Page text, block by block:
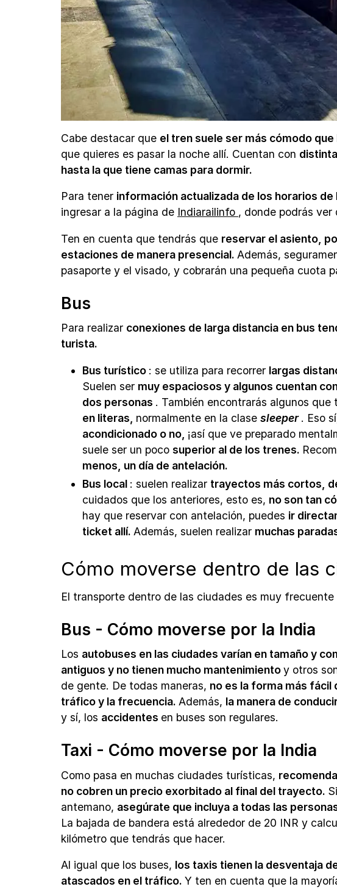
Cabe destacar que el tren suele ser más cómodo
que quieres es pasar la noche allí. Cuentan con
hasta la que tiene camas para dormir.
Para tener información actualizada de los horarios de
ingresar a la página de Indiarailinfo , donde podrás ver
Ten en cuenta que tendrás que reservar el asiento,
estaciones de manera presencial. Además,
pasaporte y el visado, y cobrarán una pequeña cuota
Bus
Para realizar conexiones de larga distancia en bus
turista.
Bus turístico : se utiliza para recorrer largas
Suelen ser muy espaciosos y algunos cuentan
dos personas . También encontrarás algunos que
en literas, normalmente en la clasesleeper. Eso
acondicionado o no, ¡así que ve preparado
suele ser un pocosuperior al de los trenes.
menos, un día de antelación.
Bus local : suelen realizar trayectos más cortos,
cuidados que los anteriores, esto es, no son tan
hay que reservar con antelación, puedes ir
ticket allí.Además, suelen realizar muchas
Cómo moverse dentro de las
El transporte dentro de las ciudades es muy
Bus - Cómo moverse por la India
Los autobuses en las ciudades varían en tamaño y
antiguos y no tienen mucho mantenimientoy otros
de gente. De todas maneras, no es la forma más fácil
tráfico y la frecuencia. Además, la manera de
y sí, los accidentes en buses son regulares.
Taxi - Cómo moverse por la India
Como pasa en muchas ciudades turísticas,
no cobren un precio exorbitado al final del trayecto.
antemano, asegúrate que incluya a todas las
La bajada de bandera está alrededor de 20 INR y
kilómetro que tendrás que hacer.
Al igual que los buses, los taxis tienen la desventaja
atascados en el tráfico. Y ten en cuenta que la